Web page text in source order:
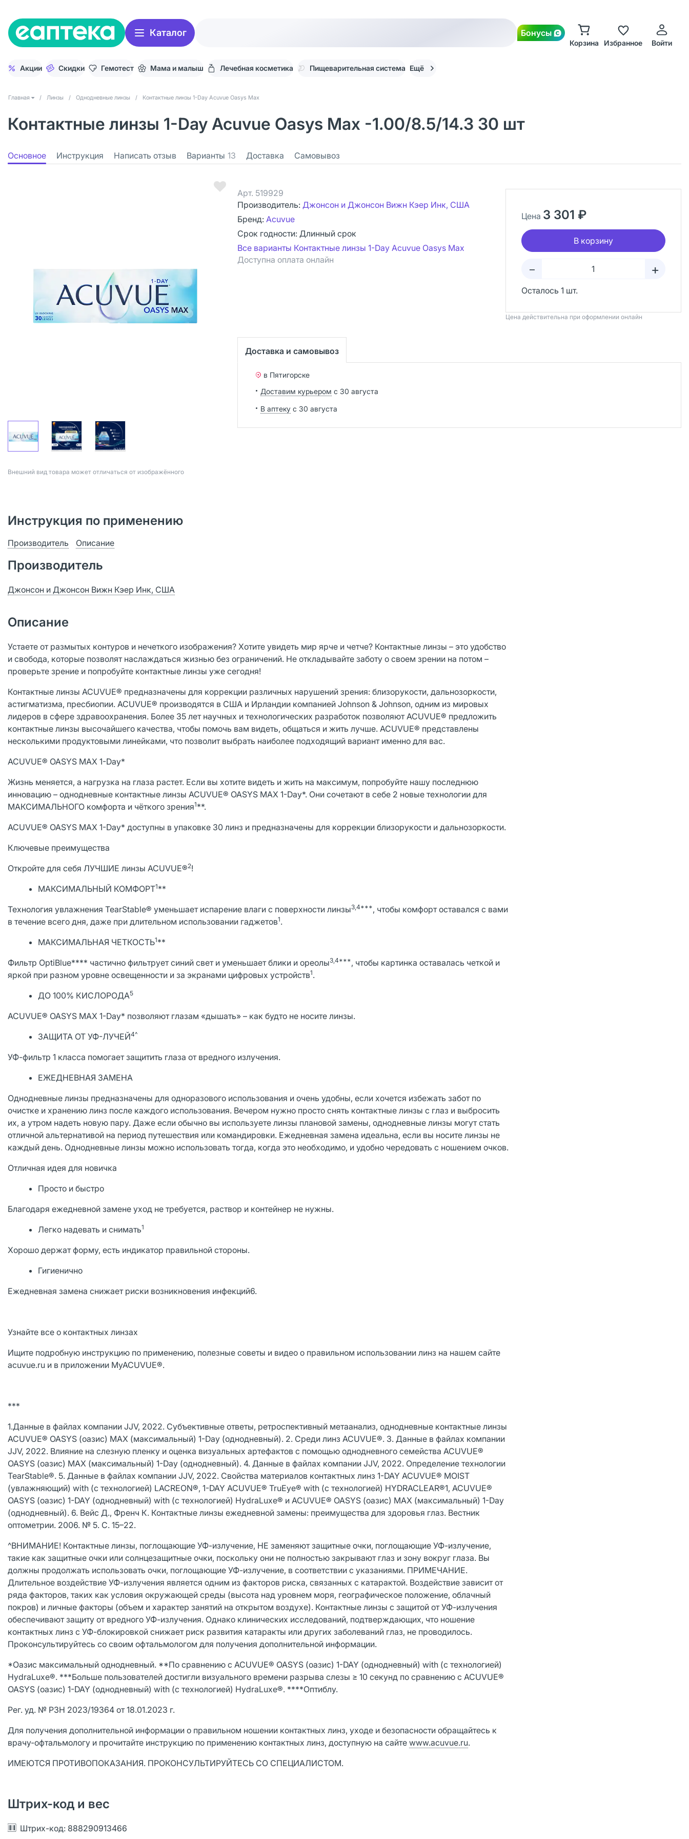
Каталог Бонусы
Корзина Избранное Войти
Акции Скидки Гемотест Мама и малыш Лечебная косметика Пищеварительная система Ещё
Главная / Линзы / Однодневные линзы / Контактные линзы 1-Day Acuvue Oasys Max
Контактные линзы 1-Day Acuvue Oasys Max -1.00/8.5/14.3 30 шт
Основное Инструкция Написать отзыв Варианты 13 Доставка Самовывоз
Bнешний вид товара может отличаться от изображённого
Арт. 519929
Производитель: Джонсон и Джонсон Вижн Кэер Инк, США
Бренд: Acuvue
Срок годности: Длинный срок
Все варианты Контактные линзы 1-Day Acuvue Oasys Max
Доступна оплата онлайн
Цена 3 301 ₽
В корзину
– +
Осталось 1 шт.
Цена действительна при оформлении онлайн
Доставка и самовывоз
в Пятигорске
Доставим курьером с 30 августа
В аптеку с 30 августа
Инструкция по применению
Производитель Описание
Производитель
Джонсон и Джонсон Вижн Кэер Инк, США
Описание
Устаете от размытых контуров и нечеткого изображения? Хотите увидеть мир ярче и четче? Контактные линзы – это удобство
и свобода, которые позволят наслаждаться жизнью без ограничений. Не откладывайте заботу о своем зрении на потом –
проверьте зрение и попробуйте контактные линзы уже сегодня!
Контактные линзы ACUVUE® предназначены для коррекции различных нарушений зрения: близорукости, дальнозоркости,
астигматизма, пресбиопии. ACUVUE® производятся в США и Ирландии компанией Johnson & Johnson, одним из мировых
лидеров в сфере здравоохранения. Более 35 лет научных и технологических разработок позволяют ACUVUE® предложить
контактные линзы высочайшего качества, чтобы помочь вам видеть, общаться и жить лучше. ACUVUE® представлены
несколькими продуктовыми линейками, что позволит выбрать наиболее подходящий вариант именно для вас.
ACUVUE® OASYS MAX 1-Day*
Жизнь меняется, а нагрузка на глаза растет. Если вы хотите видеть и жить на максимум, попробуйте нашу последнюю
инновацию – однодневные контактные линзы ACUVUE® OASYS MAX 1-Day*. Они сочетают в себе 2 новые технологии для
МАКСИМАЛЬНОГО комфорта и чёткого зрения1**.
ACUVUE® OASYS MAX 1-Day* доступны в упаковке 30 линз и предназначены для коррекции близорукости и дальнозоркости.
Ключевые преимущества
Откройте для себя ЛУЧШИЕ линзы ACUVUE®2!
МАКСИМАЛЬНЫЙ КОМФОРТ1**
Технология увлажнения TearStable® уменьшает испарение влаги с поверхности линзы3,4***, чтобы комфорт оставался с вами
в течение всего дня, даже при длительном использовании гаджетов1.
МАКСИМАЛЬНАЯ ЧЕТКОСТЬ1**
Фильтр OptiBlue**** частично фильтрует синий свет и уменьшает блики и ореолы3,4***, чтобы картинка оставалась чeткой и
яркой при разном уровне освещенности и за экранами цифровых устройств1.
ДО 100% КИСЛОРОДА5
ACUVUE® OASYS MAX 1-Day* позволяют глазам «дышать» – как будто не носите линзы.
ЗАЩИТА ОТ УФ-ЛУЧЕЙ4^
УФ-фильтр 1 класса помогает защитить глаза от вредного излучения.
ЕЖЕДНЕВНАЯ ЗАМЕНА
Однодневные линзы предназначены для одноразового использования и очень удобны, если хочется избежать забот по
очистке и хранению линз после каждого использования. Вечером нужно просто снять контактные линзы с глаз и выбросить
их, а утром надеть новую пару. Даже если обычно вы используете линзы плановой замены, однодневные линзы могут стать
отличной альтернативой на период путешествия или командировки. Ежедневная замена идеальна, если вы носите линзы не
каждый день. Однодневные линзы можно использовать тогда, когда это необходимо, и удобно чередовать с ношением очков.
Отличная идея для новичка
Просто и быстро
Благодаря ежедневной замене уход не требуется, раствор и контейнер не нужны.
Легко надевать и снимать1
Хорошо держат форму, есть индикатор правильной стороны.
Гигиенично
Ежедневная замена снижает риски возникновения инфекций6.
Узнайте все о контактных линзах
Ищите подробную инструкцию по применению, полезные советы и видео о правильном использовании линз на нашем сайте
acuvue.ru и в приложении MyACUVUE®.
***
1.Данные в файлах компании JJV, 2022. Субъективные ответы, ретроспективный метаанализ, однодневные контактные линзы
ACUVUE® OASYS (оазис) MAX (максимальный) 1-Day (однодневный). 2. Среди линз ACUVUE®. 3. Данные в файлах компании
JJV, 2022. Влияние на слезную пленку и оценка визуальных артефактов с помощью однодневного семейства ACUVUE®
OASYS (оазис) MAX (максимальный) 1-Day (однодневный). 4. Данные в файлах компании JJV, 2022. Определение технологии
TearStable®. 5. Данные в файлах компании JJV, 2022. Свойства материалов контактных линз 1-DAY ACUVUE® MOIST
(увлажняющий) with (с технологией) LACREON®, 1-DAY ACUVUE® TruEye® with (с технологией) HYDRACLEAR®1, ACUVUE®
OASYS (оазис) 1-DAY (однодневный) with (с технологией) HydraLuxe® и ACUVUE® OASYS (оазис) MAX (максимальный) 1-Day
(однодневный). 6. Вейс Д., Френч К. Контактные линзы ежедневной замены: преимущества для здоровья глаз. Вестник
оптометрии. 2006. № 5. С. 15–22.
^ВНИМАНИЕ! Контактные линзы, поглощающие УФ-излучение, НЕ заменяют защитные очки, поглощающие УФ-излучение,
такие как защитные очки или солнцезащитные очки, поскольку они не полностью закрывают глаз и зону вокруг глаза. Вы
должны продолжать использовать очки, поглощающие УФ-излучение, в соответствии с указаниями. ПРИМЕЧАНИЕ.
Длительное воздействие УФ-излучения является одним из факторов риска, связанных с катарактой. Воздействие зависит от
ряда факторов, таких как условия окружающей среды (высота над уровнем моря, географическое положение, облачный
покров) и личные факторы (объем и характер занятий на открытом воздухе). Контактные линзы с защитой от УФ-излучения
обеспечивают защиту от вредного УФ-излучения. Однако клинических исследований, подтверждающих, что ношение
контактных линз с УФ-блокировкой снижает риск развития катаракты или других заболеваний глаз, не проводилось.
Проконсультируйтесь со своим офтальмологом для получения дополнительной информации.
*Оазис максимальный однодневный. **По сравнению с ACUVUE® OASYS (оазис) 1-DAY (однодневный) with (с технологией)
HydraLuxe®. ***Больше пользователей достигли визуального времени разрыва слезы ≥ 10 секунд по сравнению с ACUVUE®
OASYS (оазис) 1-DAY (однодневный) with (с технологией) HydraLuxe®. ****Оптиблу.
Рег. уд. № РЗН 2023/19364 от 18.01.2023 г.
Для получения дополнительной информации о правильном ношении контактных линз, уходе и безопасности обращайтесь к
врачу-офтальмологу и прочитайте инструкцию по применению контактных линз, доступную на сайте www.acuvue.ru.
ИМЕЮТСЯ ПРОТИВОПОКАЗАНИЯ. ПРОКОНСУЛЬТИРУЙТЕСЬ СО СПЕЦИАЛИСТОМ.
Штрих-код и вес
Штрих-код: 888290913466